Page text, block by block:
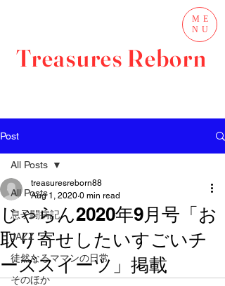
ME
NU
Treasures Reborn
Post
All Posts
息子闘病記
JAZZ
徒然なるママンの日常
そのほか
All Posts
じゃらん2020年9月号「お
取り寄せしたいすごいチ
ーズスイーツ」掲載
treasuresreborn88
Aug 1, 2020 0 min read